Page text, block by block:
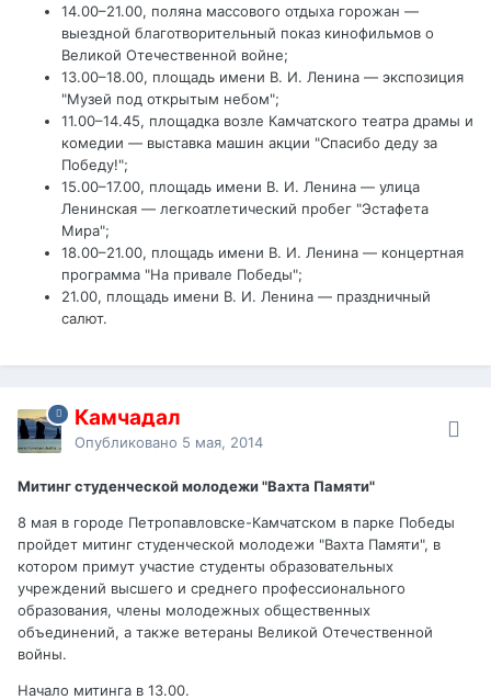
14.00–21.00, поляна массового отдыха горожан —
выездной благотворительный показ кинофильмов о
Великой Отечественной войне;
13.00–18.00, площадь имени В. И. Ленина — экспозиция
"Музей под открытым небом";
11.00–14.45, площадка возле Камчатского театра драмы и
комедии — выставка машин акции "Спасибо деду за
Победу!";
15.00–17.00, площадь имени В. И. Ленина — улица
Ленинская — легкоатлетический пробег "Эстафета
Мира";
18.00–21.00, площадь имени В. И. Ленина — концертная
программа "На привале Победы";
21.00, площадь имени В. И. Ленина — праздничный
салют.
Камчадал
Опубликовано 5 мая, 2014
Митинг студенческой молодежи "Вахта Памяти"
8 мая в городе Петропавловске-Камчатском в парке Победы
пройдет митинг студенческой молодежи "Вахта Памяти", в
котором примут участие студенты образовательных
учреждений высшего и среднего профессионального
образования, члены молодежных общественных
объединений, а также ветераны Великой Отечественной
войны.
Начало митинга в 13.00.